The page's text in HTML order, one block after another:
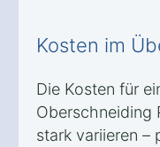
Kosten im
Die Kosten für
Oberschneiding
stark variieren –